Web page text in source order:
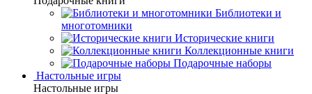
Библиотеки и
многотомники
Исторические книги
Коллекционные книги
Подарочные наборы
Настольные игры
Настольные игры